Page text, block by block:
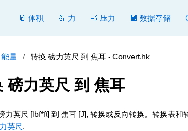
🥛 体积 💪 力 💨 压力 💾 数据存储
能量 转换 磅力英尺 到 焦耳 - Convert.hk
磅力英尺 到 焦耳
力英尺 [lbf*ft] 到 焦耳 [J], 转换或反向转换。转换表
英尺 .